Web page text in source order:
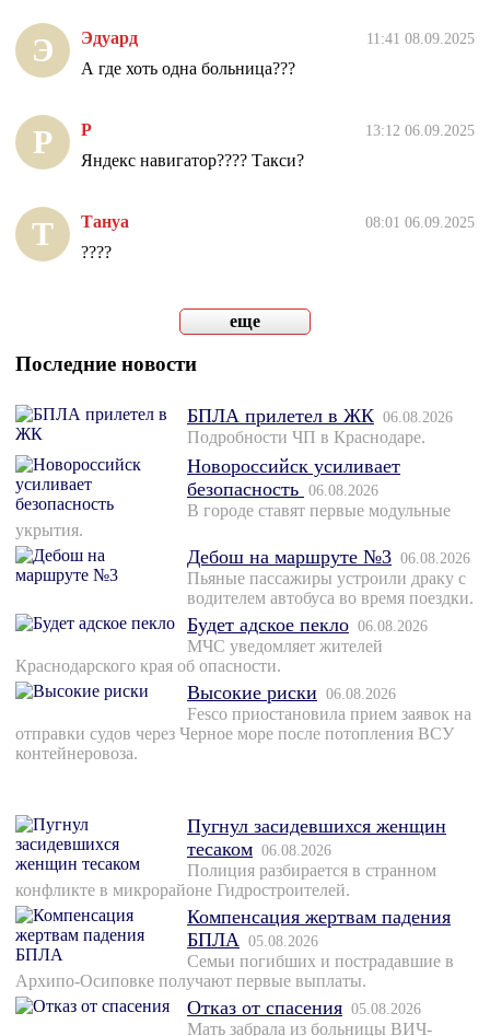
Э Эдуард 11:41 08.09.2025
А где хоть одна больница???
Р Р 13:12 06.09.2025
Яндекс навигатор???? Такси?
Т Тануа 08:01 06.09.2025
????
еще
Последние новости
БПЛА прилетел в ЖК 06.08.2026
Подробности ЧП в Краснодаре.
Новороссийск усиливает
безопасность 06.08.2026
В городе ставят первые модульные
укрытия.
Дебош на маршруте №3 06.08.2026
Пьяные пассажиры устроили драку с
водителем автобуса во время поездки.
Будет адское пекло 06.08.2026
МЧС уведомляет жителей
Краснодарского края об опасности.
Высокие риски 06.08.2026
Fesco приостановила прием заявок на
отправки судов через Черное море после потопления ВСУ
контейнеровоза.
Пугнул засидевшихся женщин
тесаком 06.08.2026
Полиция разбирается в странном
конфликте в микрорайоне Гидростроителей.
Компенсация жертвам падения
БПЛА 05.08.2026
Семьи погибших и пострадавшие в
Архипо-Осиповке получают первые выплаты.
Отказ от спасения 05.08.2026
Мать забрала из больницы ВИЧ-